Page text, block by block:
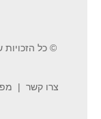
© כל הזכויות
צרו קשר